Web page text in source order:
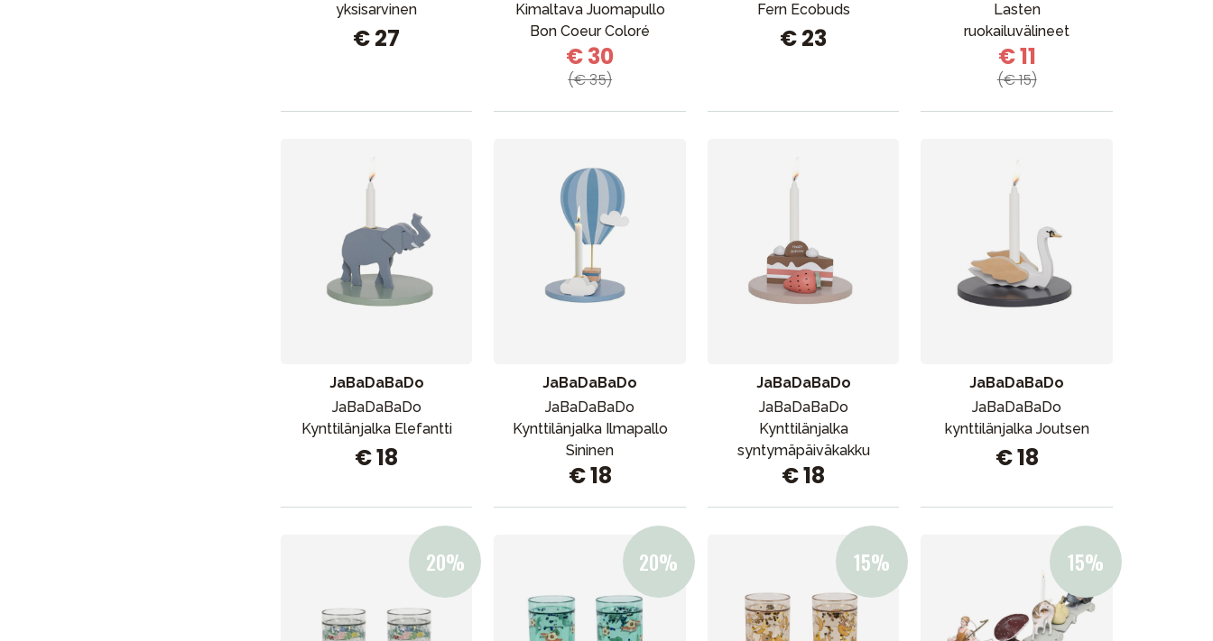
yksisarvinen
€ 27
Kimaltava Juomapullo
Bon Coeur Coloré
€ 30
(€ 35)
Fern Ecobuds
€ 23
Lasten
ruokailuvälineet
€ 11
(€ 15)
JaBaDaBaDo
JaBaDaBaDo
Kynttilänjalka Elefantti
€ 18
JaBaDaBaDo
JaBaDaBaDo
Kynttilänjalka Ilmapallo
Sininen
€ 18
JaBaDaBaDo
JaBaDaBaDo
Kynttilänjalka
syntymäpäiväkakku
€ 18
JaBaDaBaDo
JaBaDaBaDo
kynttilänjalka Joutsen
€ 18
Lastenvaunut
Vauvan paketti
Äiti & Isä
Huonekalut & vuodevaatteet
Tarvikkeet
Varaosat
Tavaramerkit